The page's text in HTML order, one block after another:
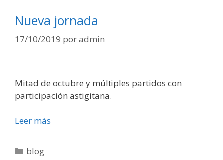
Nueva jornada
17/10/2019 poradmin
Mitad de octubre y múltiples partidos con
participación astigitana.
Leer más
blog